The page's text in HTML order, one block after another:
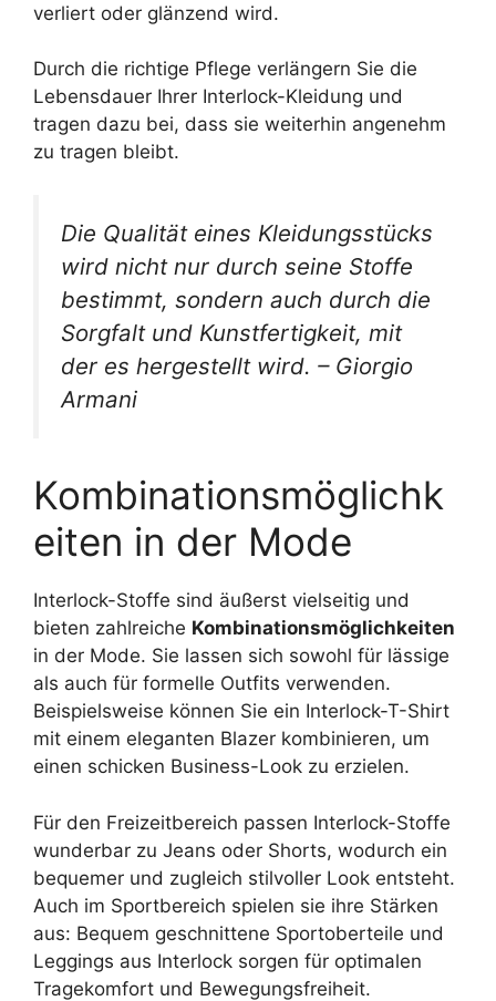
verliert oder glänzend wird.
Durch die richtige Pflege verlängern Sie die
Lebensdauer Ihrer Interlock-Kleidung und
tragen dazu bei, dass sie weiterhin angenehm
zu tragen bleibt.
Die Qualität eines Kleidungsstücks
wird nicht nur durch seine Stoffe
bestimmt, sondern auch durch die
Sorgfalt und Kunstfertigkeit, mit
der es hergestellt wird. – Giorgio
Armani
Kombinationsmöglichk
eiten in der Mode
Interlock-Stoffe sind äußerst vielseitig und
bieten zahlreiche Kombinationsmöglichkeiten
in der Mode. Sie lassen sich sowohl für lässige
als auch für formelle Outfits verwenden.
Beispielsweise können Sie ein Interlock-T-Shirt
mit einem eleganten Blazer kombinieren, um
einen schicken Business-Look zu erzielen.
Für den Freizeitbereich passen Interlock-Stoffe
wunderbar zu Jeans oder Shorts, wodurch ein
bequemer und zugleich stilvoller Look entsteht.
Auch im Sportbereich spielen sie ihre Stärken
aus: Bequem geschnittene Sportoberteile und
Leggings aus Interlock sorgen für optimalen
Tragekomfort und Bewegungsfreiheit.